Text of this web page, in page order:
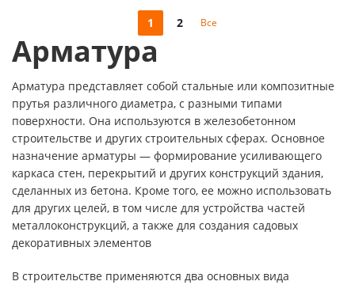
1 2 Все
Арматура
Арматура представляет собой стальные или композитные
прутья различного диаметра, с разными типами
поверхности. Она используются в железобетонном
строительстве и других строительных сферах. Основное
назначение арматуры — формирование усиливающего
каркаса стен, перекрытий и других конструкций здания,
сделанных из бетона. Кроме того, ее можно использовать
для других целей, в том числе для устройства частей
металлоконструкций, а также для создания садовых
декоративных элементов
В строительстве применяются два основных вида